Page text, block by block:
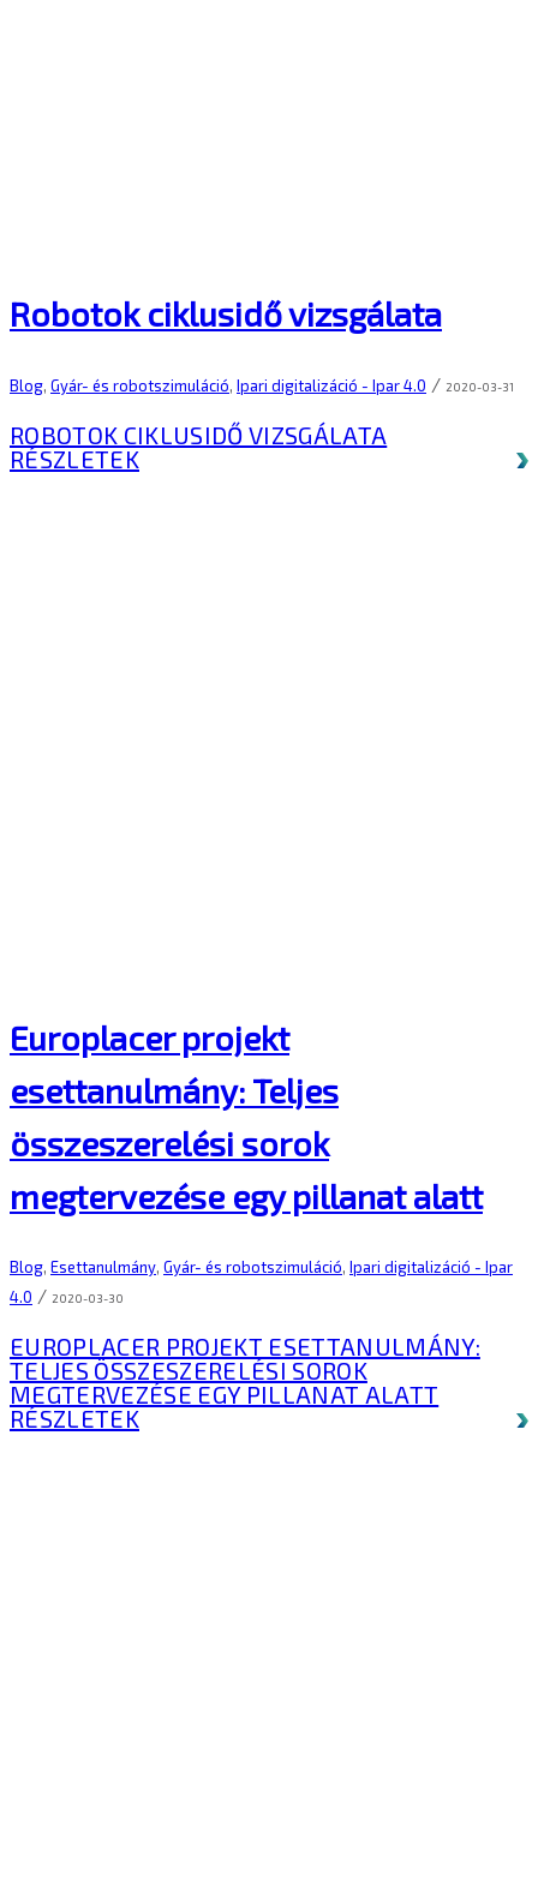
Robotok ciklusidő vizsgálata
Blog, Gyár- és robotszimuláció, Ipari digitalizáció - Ipar 4.0 / 2020-03-31
ROBOTOK CIKLUSIDŐ VIZSGÁLATA
RÉSZLETEK
Europlacer projekt
esettanulmány: Teljes
összeszerelési sorok
megtervezése egy pillanat alatt
Blog, Esettanulmány, Gyár- és robotszimuláció, Ipari digitalizáció - Ipar
4.0 / 2020-03-30
EUROPLACER PROJEKT ESETTANULMÁNY:
TELJES ÖSSZESZERELÉSI SOROK
MEGTERVEZÉSE EGY PILLANAT ALATT
RÉSZLETEK